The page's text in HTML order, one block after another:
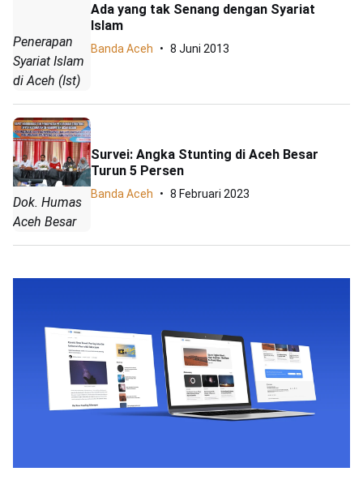
Penerapan
Syariat Islam
di Aceh (Ist)
Ada yang tak Senang dengan Syariat
Islam
Banda Aceh 8 Juni 2013
Dok. Humas
Aceh Besar
Survei: Angka Stunting di Aceh Besar
Turun 5 Persen
Banda Aceh 8 Februari 2023